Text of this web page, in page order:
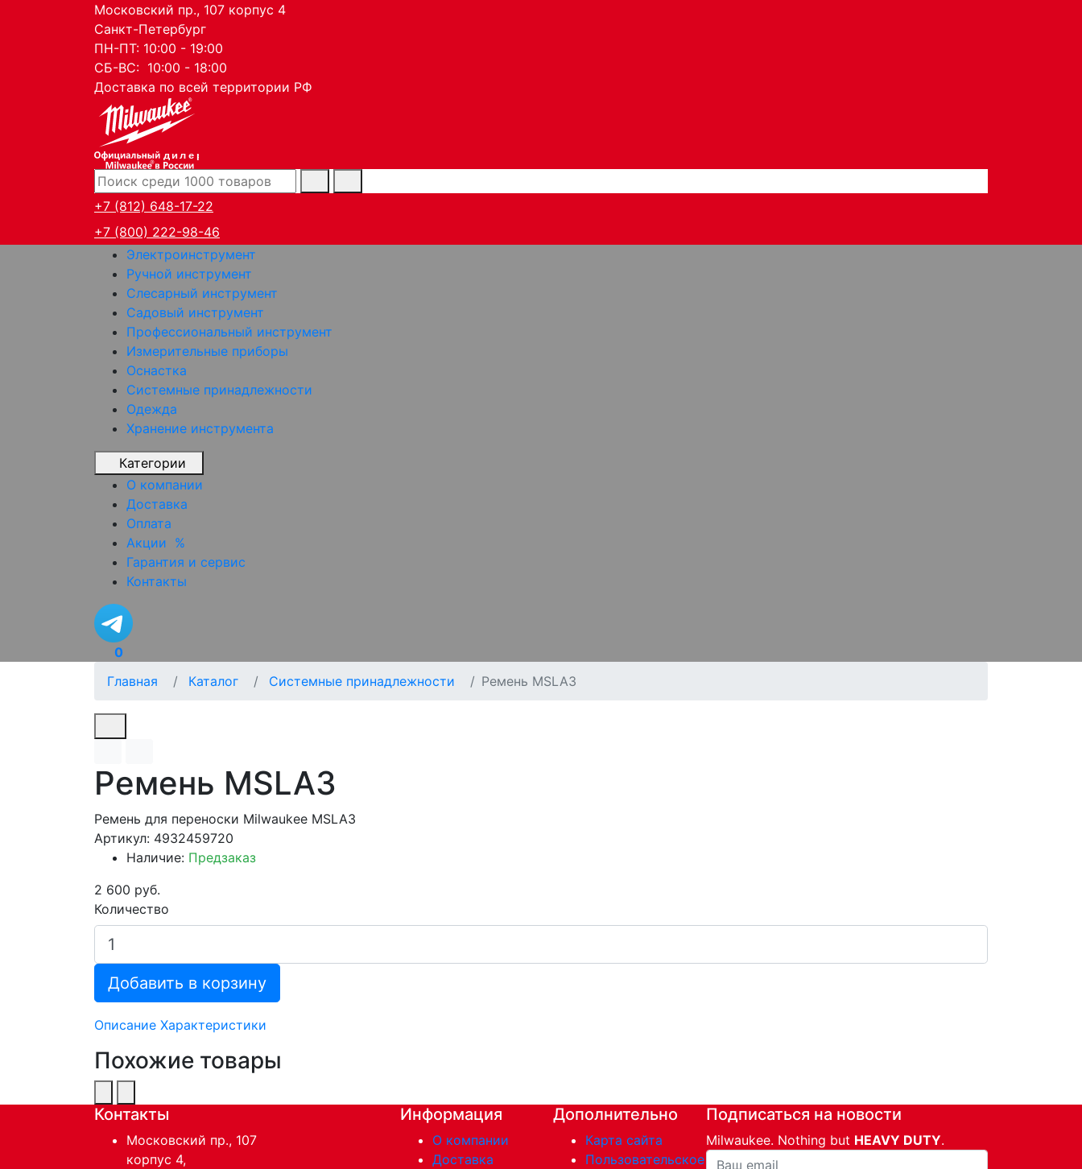
Московский пр., 107 корпус 4
Санкт-Петербург
ПН-ПТ: 10:00 - 19:00
СБ-ВС: 10:00 - 18:00
Доставка по всей территории РФ
дилер
+7 (812) 648-17-22
+7 (800) 222-98-46
Электроинструмент
Ручной инструмент
Слесарный инструмент
Садовый инструмент
Профессиональный инструмент
Измерительные приборы
Оснастка
Системные принадлежности
Одежда
Хранение инструмента
Категории
О компании
Доставка
Оплата
Акции %
Гарантия и сервис
Контакты
0
Главная
Каталог Системные принадлежности Ремень MSLA3
Ремень MSLA3
Ремень для переноски Milwaukee MSLA3
Артикул: 4932459720
Наличие: Предзаказ
2 600 руб.
Количество
Добавить в корзину
Описание Характеристики
Похожие товары
Контакты
Московский пр., 107
корпус 4,
Информация
О компании
Доставка
Дополнительно
Карта сайта
Пользовательское
Подписаться на новости
Milwaukee. Nothing but HEAVY DUTY.
Ваша почта